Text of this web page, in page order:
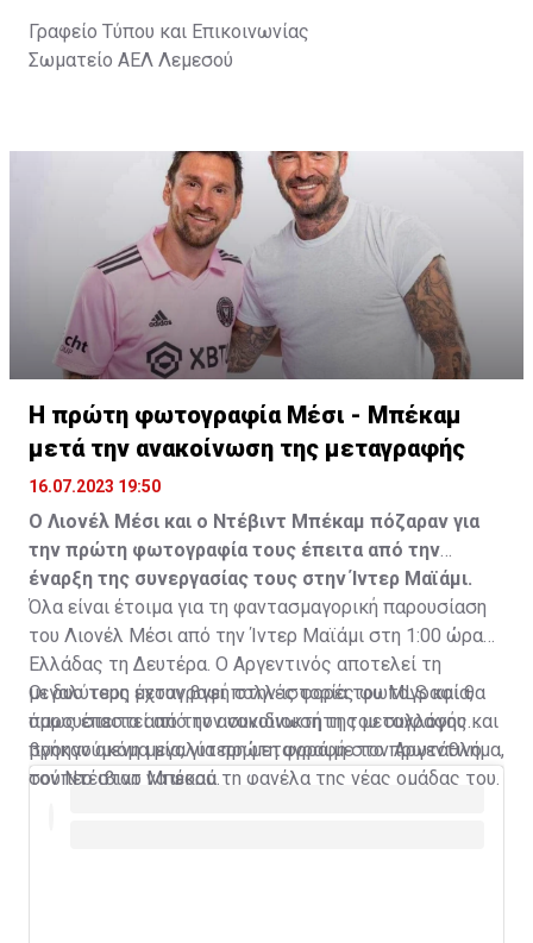
Γραφείο Τύπου και Επικοινωνίας
Σωματείο ΑΕΛ Λεμεσού
Η πρώτη φωτογραφία Μέσι - Μπέκαμ
μετά την ανακοίνωση της μεταγραφής
16.07.2023 19:50
Ο Λιονέλ Μέσι και ο Ντέβιντ Μπέκαμ πόζαραν για
την πρώτη φωτογραφία τους έπειτα από την
έναρξη της συνεργασίας τους στην Ίντερ Μαϊάμι.
Όλα είναι έτοιμα για τη φαντασμαγορική παρουσίαση
του Λιονέλ Μέσι από την Ίντερ Μαϊάμι στη 1:00 ώρα
Ελλάδας τη Δευτέρα. Ο Αργεντινός αποτελεί τη
μεγαλύτερη μεταγραφή στην ιστορία του MLS και θα
παρουσιαστεί από τον συνιδιοκτήτη του συλλόγου και
προηγούμενη μεγαλύτερη μεταγραφή στο πρωτάθλημα,
τον Ντέιβιντ Μπέκαμ.
Οι δυο τους έχουν βγει πολλές φορές φωτογραφία,
όμως έπειτα από την ανακοίνωση της μεταγραφής
βγήκαν ακόμα μία, για πρώτη φορά με τον Αργεντινό
σούπερ σταρ να φορά τη φανέλα της νέας ομάδας του.